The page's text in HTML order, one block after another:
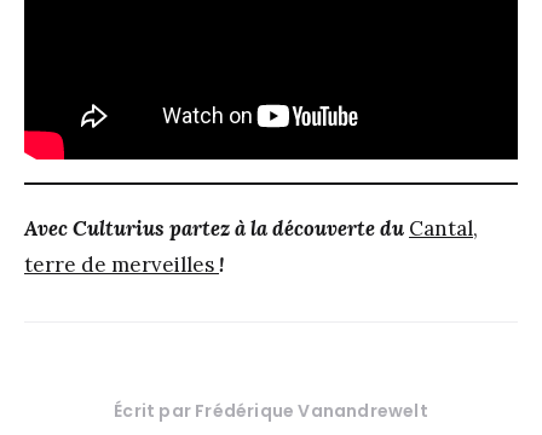
Avec Culturius partez à la découverte du Cantal,
terre de merveilles!
Écrit par Frédérique Vanandrewelt